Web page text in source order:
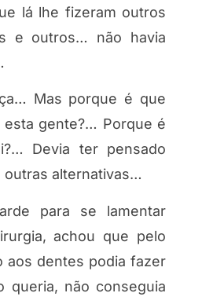
lá lhe fizeram outros
e outros… não havia
Mas porque é que
gente?… Porque é
Devia ter pensado
outras alternativas…
para se lamentar
achou que pelo
aos dentes podia fazer
queria, não conseguia